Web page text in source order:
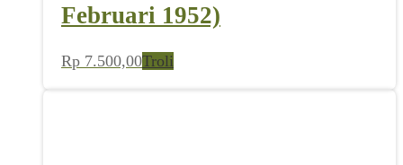
Februari 1952)
Rp 7.500,00Troli